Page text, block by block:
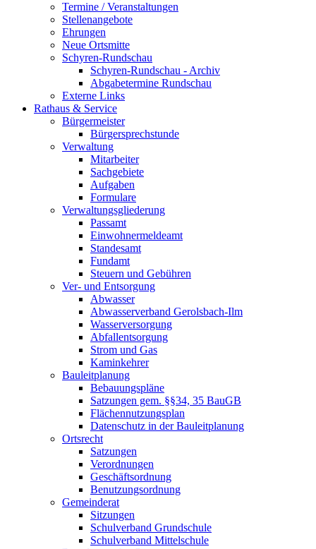
Termine / Veranstaltungen
Stellenangebote
Ehrungen
Neue Ortsmitte
Schyren-Rundschau
Schyren-Rundschau - Archiv
Abgabetermine Rundschau
Externe Links
Rathaus & Service
Bürgermeister
Bürgersprechstunde
Verwaltung
Mitarbeiter
Sachgebiete
Aufgaben
Formulare
Verwaltungsgliederung
Passamt
Einwohnermeldeamt
Standesamt
Fundamt
Steuern und Gebühren
Ver- und Entsorgung
Abwasser
Abwasserverband Gerolsbach-Ilm
Wasserversorgung
Abfallentsorgung
Strom und Gas
Kaminkehrer
Bauleitplanung
Bebauungspläne
Satzungen gem. §§34, 35 BauGB
Flächennutzungsplan
Datenschutz in der Bauleitplanung
Ortsrecht
Satzungen
Verordnungen
Geschäftsordnung
Benutzungsordnung
Gemeinderat
Sitzungen
Schulverband Grundschule
Schulverband Mittelschule